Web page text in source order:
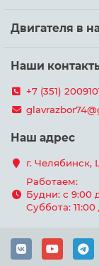
Двигателя в
Наши
+7 (351)
Наш адрес
г. Челябинск,
Работаем:
Будни: с 9:00
Суббота: 11:00